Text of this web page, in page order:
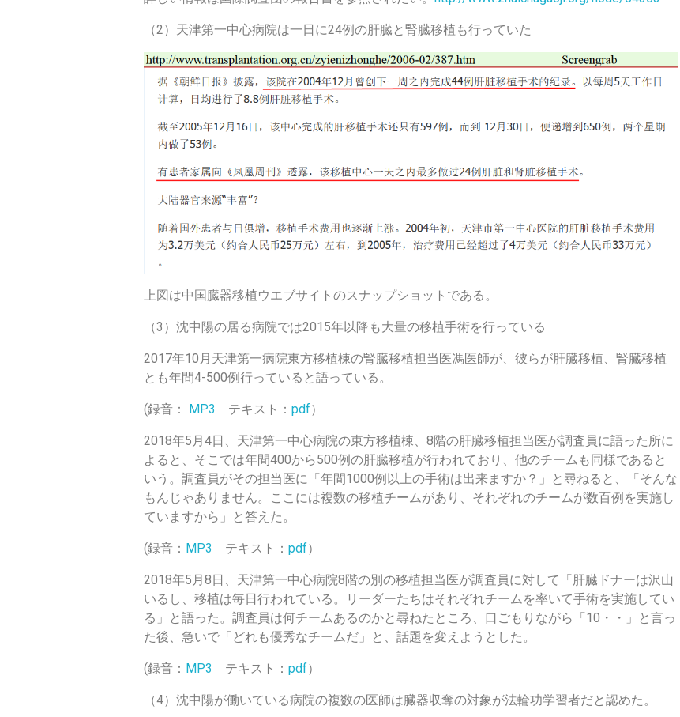
（2）天津第一中心病院は一日に24例の肝臓と腎臓移植も行っていた
上図は中国臓器移植ウエブサイトのスナップショットである。
（3）沈中陽の居る病院では2015年以降も大量の移植手術を行っている
2017年10月天津第一病院東方移植棟の腎臓移植担当医馮医師が、彼らが肝臓移植、腎臓移植
とも年間4-500例行っていると語っている。
(録音： MP3 テキスト： pdf）
2018年5月4日、天津第一中心病院の東方移植棟、8階の肝臓移植担当医が調査員に語った所に
よると、そこでは年間400から500例の肝臓移植が行われており、他のチームも同様であると
いう。調査員がその担当医に「年間1000例以上の手術は出来ますか？」と尋ねると、「そんな
もんじゃありません。ここには複数の移植チームがあり、それぞれのチームが数百例を実施し
ていますから」と答えた。
(録音： MP3 テキスト： pdf）
2018年5月8日、天津第一中心病院8階の別の移植担当医が調査員に対して「肝臓ドナーは沢山
いるし、移植は毎日行われている。リーダーたちはそれぞれチームを率いて手術を実施してい
る」と語った。調査員は何チームあるのかと尋ねたところ、口ごもりながら「10・・」と言っ
た後、急いで「どれも優秀なチームだ」と、話題を変えようとした。
(録音： MP3 テキスト： pdf）
（4）沈中陽が働いている病院の複数の医師は臓器収奪の対象が法輪功学習者だと認めた。